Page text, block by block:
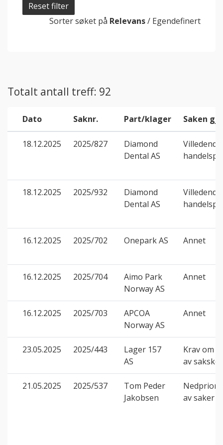
Reset filter
Sorter søket på Relevans/ Egendefinert
Totalt antall treff: 92
Dato Saknr. Part/klager Saken
18.12.2025 2025/827
Diamond
Dental AS
18.12.2025 2025/932
Diamond
Dental AS
16.12.2025 2025/702 Onepark AS Annet
16.12.2025 2025/704
Aimo Park
Norway AS
Annet
16.12.2025 2025/703
APCOA
Norway AS
Annet
23.05.2025 2025/443
Lager 157
AS
Krav om
av
21.05.2025 2025/537
Tom Peder
Jakobsen
av saker